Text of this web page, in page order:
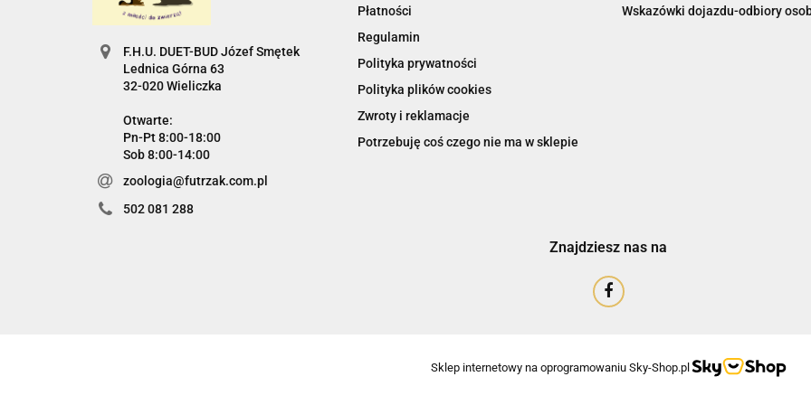
F.H.U. DUET-BUD Józef Smętek
Lednica Górna 63
32-020 Wieliczka
Otwarte:
Pn-Pt 8:00-18:00
Sob 8:00-14:00
zoologia@futrzak.com.pl
502 081 288
Płatności
Regulamin
Polityka prywatności
Polityka plików cookies
Zwroty i reklamacje
Potrzebuję coś czego nie ma w sklepie
Wskazówki dojazdu-odbiory
Znajdziesz nas na
Sklep internetowy na oprogramowaniu Sky-Shop.pl